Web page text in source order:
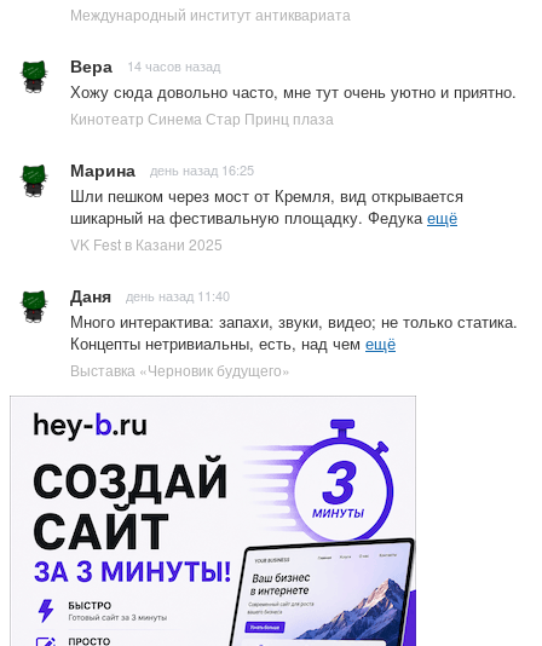
Международный институт антиквариата
Вера 14 часов назад
Хожу сюда довольно часто, мне тут очень уютно и приятно.
Кинотеатр Синема Стар Принц плаза
Марина день назад 16:25
Шли пешком через мост от Кремля, вид открывается
шикарный на фестивальную площадку. Федука ещё
VK Fest в Казани 2025
Даня день назад 11:40
Много интерактива: запахи, звуки, видео; не только статика.
Концепты нетривиальны, есть, над чем ещё
Выставка «Черновик будущего»